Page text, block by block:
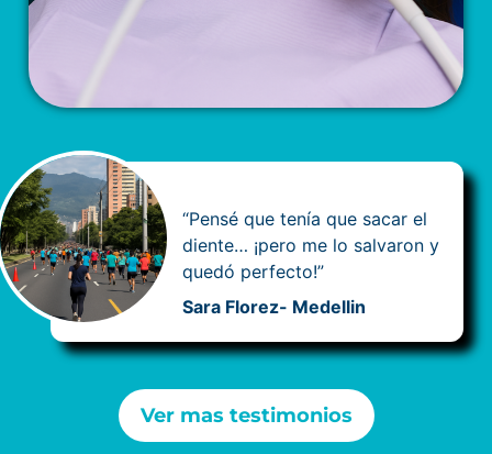
“Pensé que tenía que sacar el
diente… ¡pero me lo salvaron y
quedó perfecto!”
Sara Florez- Medellin
Ver mas testimonios